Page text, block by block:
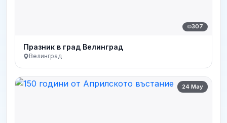
307
Празник в град Велинград
Велинград
24 May